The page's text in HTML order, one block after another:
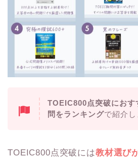
TOEIC800点突破におす
問をランキングで紹介し
TOEIC800点突破には教材選び